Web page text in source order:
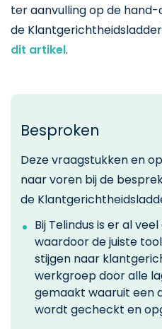
ter aanvulling op de
de
dit artikel.
Besproken
Deze vraagstukken en
naar voren bij de
de
Bij Telindus is er al
waardoor de juiste
stijgen naar
werkgroep door alle
gemaakt waaruit een
wordt gecheckt en